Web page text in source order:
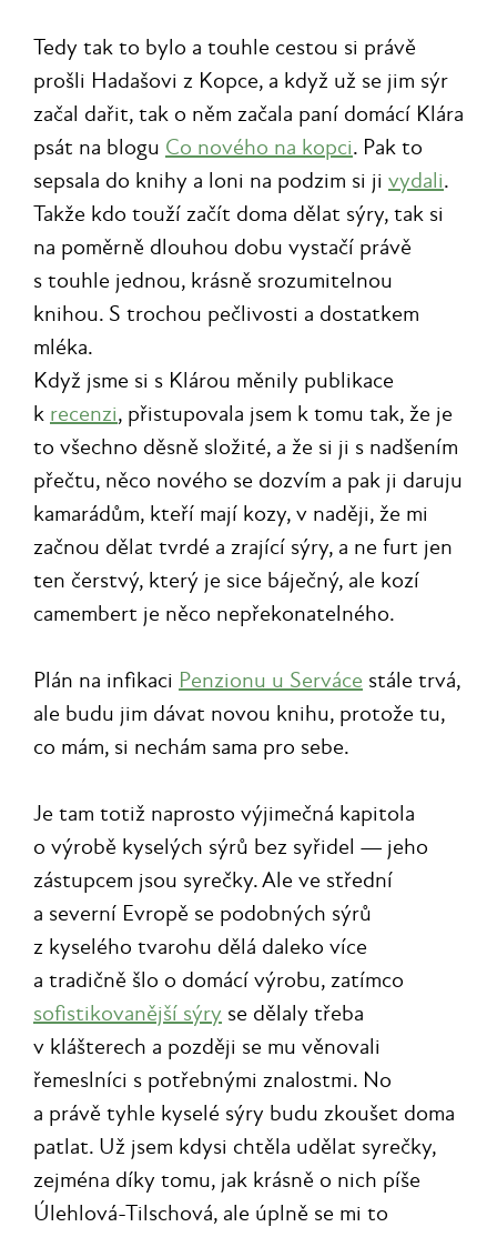
Tedy tak to bylo a touhle cestou si právě
prošli Hadašovi z Kopce, a když už se jim sýr
začal dařit, tak o něm začala paní domácí Klára
psát na blogu Co nového na kopci. Pak to
sepsala do knihy a loni na podzim si ji vydali.
Takže kdo touží začít doma dělat sýry, tak si
na poměrně dlouhou dobu vystačí právě
s touhle jednou, krásně srozumitelnou
knihou. S trochou pečlivosti a dostatkem
mléka.
Když jsme si s Klárou měnily publikace
k recenzi, přistupovala jsem k tomu tak, že je
to všechno děsně složité, a že si ji s nadšením
přečtu, něco nového se dozvím a pak ji daruju
kamarádům, kteří mají kozy, v naději, že mi
začnou dělat tvrdé a zrající sýry, a ne furt jen
ten čerstvý, který je sice báječný, ale kozí
camembert je něco nepřekonatelného.
Plán na infikaci Penzionu u Serváce stále trvá,
ale budu jim dávat novou knihu, protože tu,
co mám, si nechám sama pro sebe.
Je tam totiž naprosto výjimečná kapitola
o výrobě kyselých sýrů bez syřidel — jeho
zástupcem jsou syrečky. Ale ve střední
a severní Evropě se podobných sýrů
z kyselého tvarohu dělá daleko více
a tradičně šlo o domácí výrobu, zatímco
sofistikovanější sýry se dělaly třeba
v klášterech a později se mu věnovali
řemeslníci s potřebnými znalostmi. No
a právě tyhle kyselé sýry budu zkoušet doma
patlat. Už jsem kdysi chtěla udělat syrečky,
zejména díky tomu, jak krásně o nich píše
Úlehlová-Tilschová, ale úplně se mi to